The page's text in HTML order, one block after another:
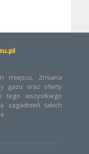
miejscu. Zmiana
gazu oraz oferty
tego wszystkiego
zagadnień takich